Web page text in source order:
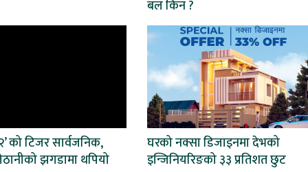
बल किन ?
को टिजर सार्वजनिक,
झगडामा थपियो
घरको नक्सा डिजाइनमा देभको
इन्जिनियरिङको ३३ प्रतिशत छुट